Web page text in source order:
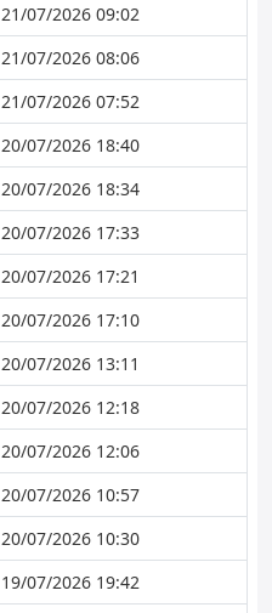
21/07/2026 09:02
21/07/2026 08:06
21/07/2026 07:52
20/07/2026 18:40
20/07/2026 18:34
20/07/2026 17:33
20/07/2026 17:21
20/07/2026 17:10
20/07/2026 13:11
20/07/2026 12:18
20/07/2026 12:06
20/07/2026 10:57
20/07/2026 10:30
19/07/2026 19:42